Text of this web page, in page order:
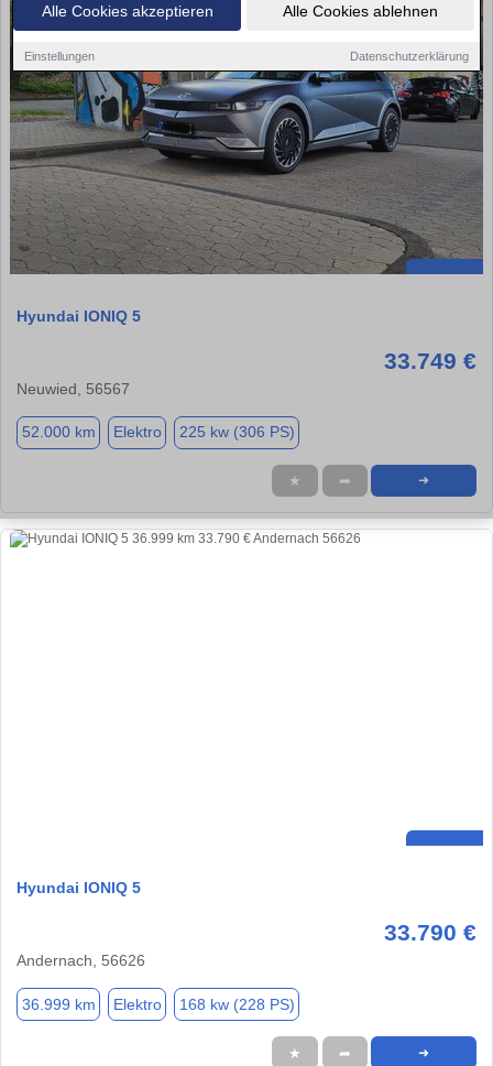
Alle Cookies akzeptieren Alle Cookies ablehnen
Einstellungen Datenschutzerklärung
Hyundai IONIQ 5
33.749 €
Neuwied, 56567
52.000 km Elektro 225 kw (306 PS)
★ ➦ ➜
Hyundai IONIQ 5
33.790 €
Andernach, 56626
36.999 km Elektro 168 kw (228 PS)
★ ➦ ➜